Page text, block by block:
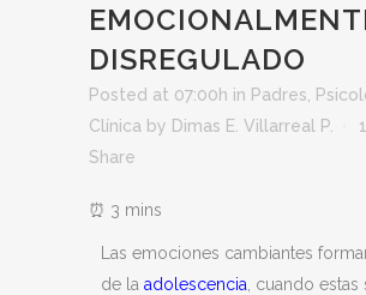
DISREGULADO
Posted at 07:00h in Padres
Clínica by Dimas E. Villarreal P.
Share
Las emociones cambiantes
de la adolescencia , cuando